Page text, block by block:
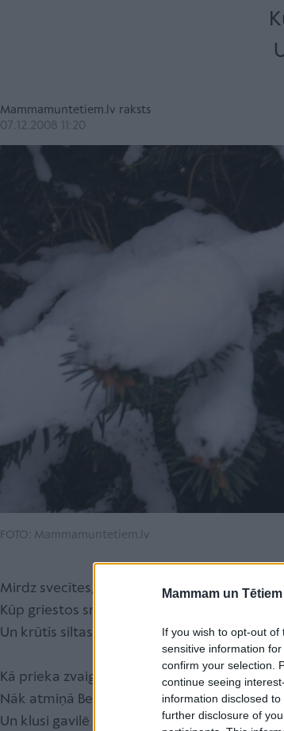
Mammam un Tētiem
If you wish to opt-out
sensitive information
confirm your selection.
continue seeing
information disclosed
further disclosure of
Mammamuntetiem.lv raksts
07.12.2008 11:20
FOTO: Mammamuntetiem.lv
Mirdz svecītes, tās drīzi dziest.
Kūp griestos smaržīgi tvaiki,
Un krūtīs siltas jūtas briest.
Kā prieka zvaigznes logos mirdz,
Nāk atmiņā Betlēmes laiki,
Un klusi gavilē mazās sirds.